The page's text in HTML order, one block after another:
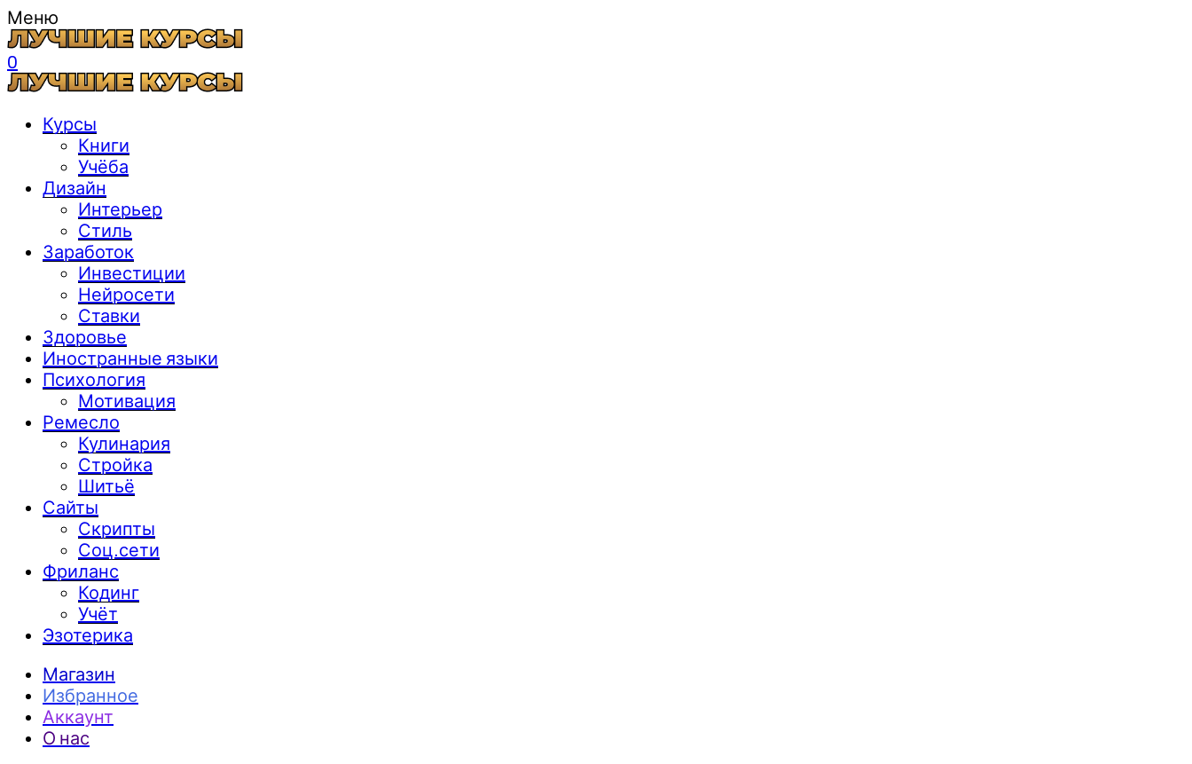
Меню
0
Курсы
Книги
Учёба
Дизайн
Интерьер
Стиль
Заработок
Инвестиции
Нейросети
Ставки
Здоровье
Иностранные языки
Психология
Мотивация
Ремесло
Кулинария
Стройка
Шитьё
Сайты
Скрипты
Соц.сети
Фриланс
Кодинг
Учёт
Эзотерика
Магазин
Избранное
Аккаунт
О нас